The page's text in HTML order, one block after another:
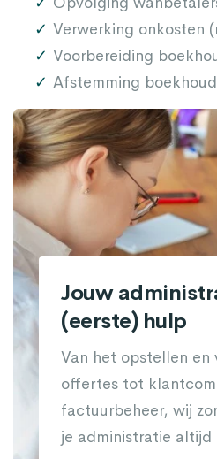
Verwerking onkosten
Voorbereiding
Afstemming
Jouw
(eerste) hulp
Van het opstellen en
offertes tot
factuurbeheer, wij
je administratie altijd